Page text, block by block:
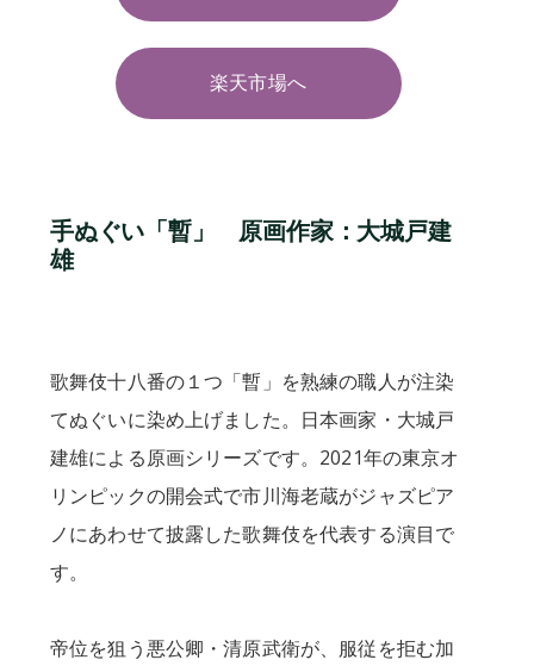
楽天市場へ
手ぬぐい「暫」 原画作家：大城戸建
雄
歌舞伎十八番の１つ「暫」を熟練の職人が注染
てぬぐいに染め上げました。日本画家・大城戸
建雄による原画シリーズです。2021年の東京オ
リンピックの開会式で市川海老蔵がジャズピア
ノにあわせて披露した歌舞伎を代表する演目で
す。
帝位を狙う悪公卿・清原武衛が、服従を拒む加